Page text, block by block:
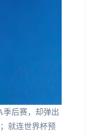
季后赛，却弹出
就连世界杯预